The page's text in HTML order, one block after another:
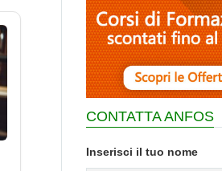
CONTATTA ANFOS
Inserisci il tuo nome